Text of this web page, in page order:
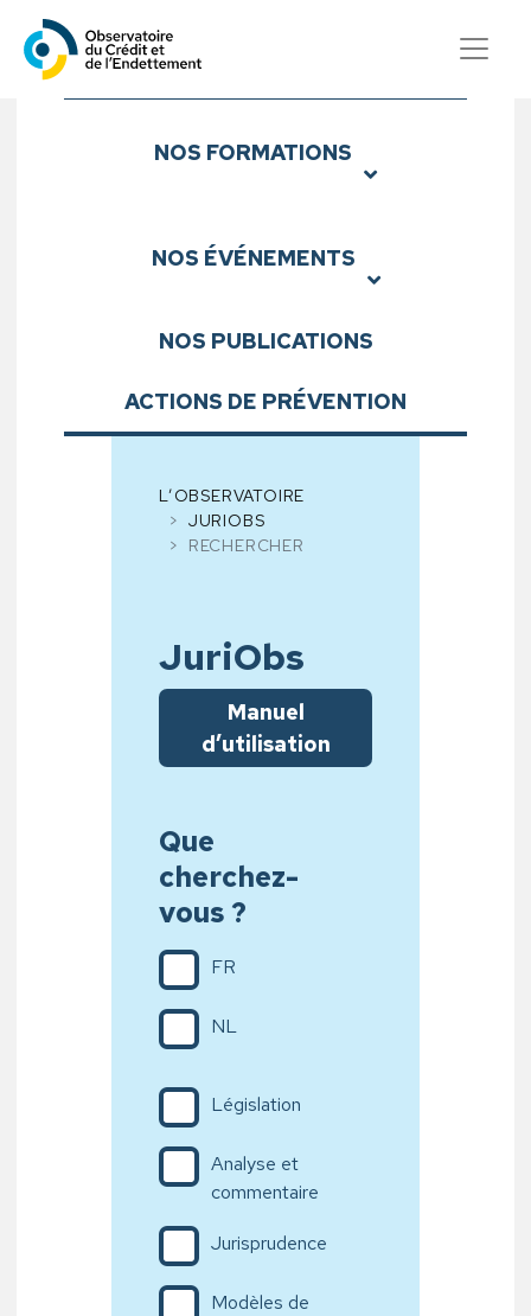
Observatoire du Crédit et
Sous-menu
NOS FORMATIONS
NOS ÉVÉNEMENTS
NOS PUBLICATIONS
ACTIONS DE PRÉVENTION
L’OBSERVATOIRE
JURIOBS
RECHERCHER
JuriObs
Manuel
d’utilisation
Que
cherchez-
vous ?
FR
NL
Législation
Analyse et
commentaire
Jurisprudence
Modèles de